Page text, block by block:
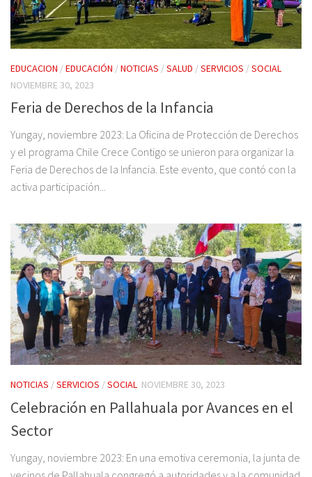
EDUCACION /EDUCACIÓN /NOTICIAS /SALUD /SERVICIOS /SOCIAL
NOVIEMBRE 30, 2023
Feria de Derechos de la Infancia
Yungay, noviembre 2023: La Oficina de Protección de Derechos
y el programa Chile Crece Contigo se unieron para organizar la
Feria de Derechos de la Infancia. Este evento, que contó con la
activa participación...
NOTICIAS /SERVICIOS /SOCIAL NOVIEMBRE 30, 2023
Celebración en Pallahuala por Avances en el
Sector
Yungay, noviembre 2023: En una emotiva ceremonia, la junta de